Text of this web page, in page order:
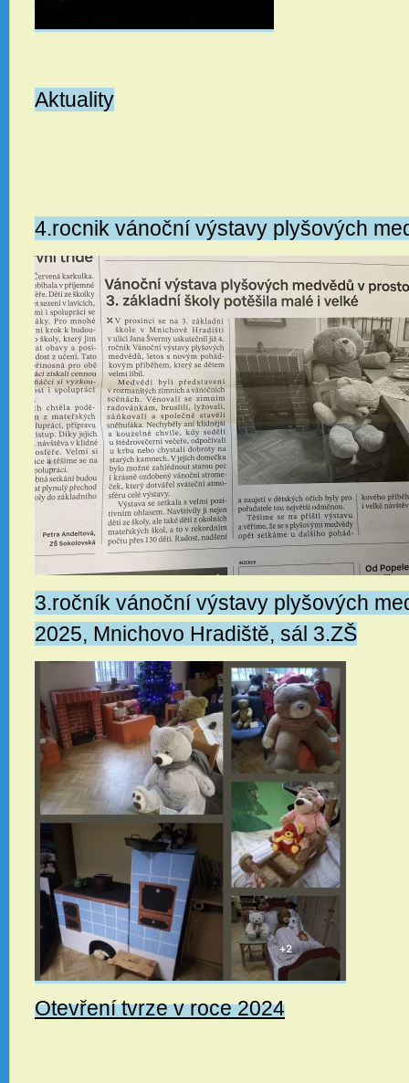
Aktuality
4.rocnik vánoční výstavy plyšových
3.ročník vánoční výstavy plyšových
2025, Mnichovo Hradiště, sál 3.ZŠ
Otevření tvrze v roce 2024